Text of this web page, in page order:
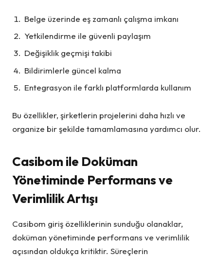
Belge üzerinde eş zamanlı çalışma imkanı
Yetkilendirme ile güvenli paylaşım
Değişiklik geçmişi takibi
Bildirimlerle güncel kalma
Entegrasyon ile farklı platformlarda kullanım
Bu özellikler, şirketlerin projelerini daha hızlı ve
organize bir şekilde tamamlamasına yardımcı olur.
Casibom ile Doküman
Yönetiminde Performans ve
Verimlilik Artışı
Casibom giriş özelliklerinin sunduğu olanaklar,
doküman yönetiminde performans ve verimlilik
açısından oldukça kritiktir. Süreçlerin